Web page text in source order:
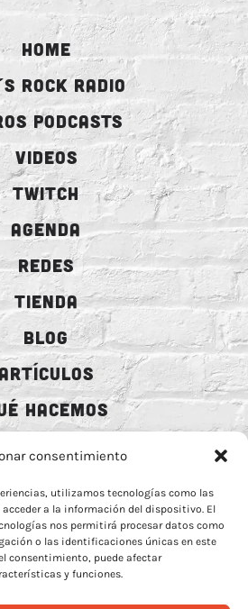
consentimiento
utilizamos tecnologías como las
a la información del dispositivo. El
nos permitirá procesar datos como
o las identificaciones únicas en este
consentimiento, puede afectar
y funciones.
HOME
ROCK RADIO
PODCASTS
VIDEOS
TWITCH
AGENDA
REDES
TIENDA
BLOG
ARTÍCULOS
HACEMOS
CONTACTO
BIO